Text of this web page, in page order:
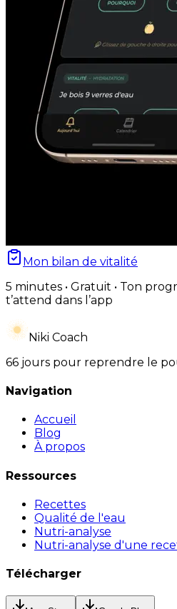
Mon bilan de vitalité
5 minutes • Gratuit • Ton
t’attend dans l’app
Niki Coach
66 jours pour reprendre le
Navigation
Accueil
Blog
À propos
Ressources
Recettes
Qualité de l'eau
Nutri-analyse
Nutri-analyse d'une
Télécharger